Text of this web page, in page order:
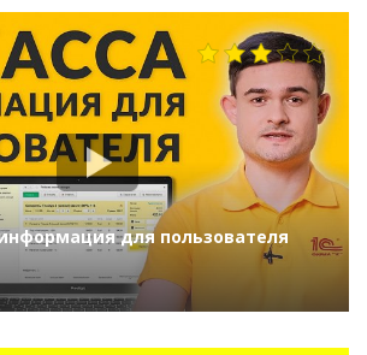
для пользователя